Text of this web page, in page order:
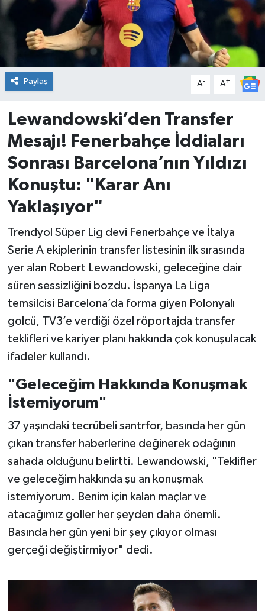
Paylaş A- A+
Lewandowski’den Transfer
Mesajı! Fenerbahçe İddiaları
Sonrası Barcelona’nın Yıldızı
Konuştu: "Karar Anı
Yaklaşıyor"
Trendyol Süper Lig devi Fenerbahçe ve İtalya
Serie A ekiplerinin transfer listesinin ilk sırasında
yer alan Robert Lewandowski, geleceğine dair
süren sessizliğini bozdu. İspanya La Liga
temsilcisi Barcelona’da forma giyen Polonyalı
golcü, TV3’e verdiği özel röportajda transfer
teklifleri ve kariyer planı hakkında çok konuşulacak
ifadeler kullandı.
"Geleceğim Hakkında Konuşmak
İstemiyorum"
37 yaşındaki tecrübeli santrfor, basında her gün
çıkan transfer haberlerine değinerek odağının
sahada olduğunu belirtti. Lewandowski, "Teklifler
ve geleceğim hakkında şu an konuşmak
istemiyorum. Benim için kalan maçlar ve
atacağımız goller her şeyden daha önemli.
Basında her gün yeni bir şey çıkıyor olması
gerçeği değiştirmiyor" dedi.
Gömeç
Gönen
Havran
KENT GÜNDEMİ
KÜLTÜR-SANAT
MAGAZİN
MANŞET
OLAY
OTOMOTİV
Resmi İlanlar
Savaştepe
SEYAHAT
SİYASET
Sındırgı